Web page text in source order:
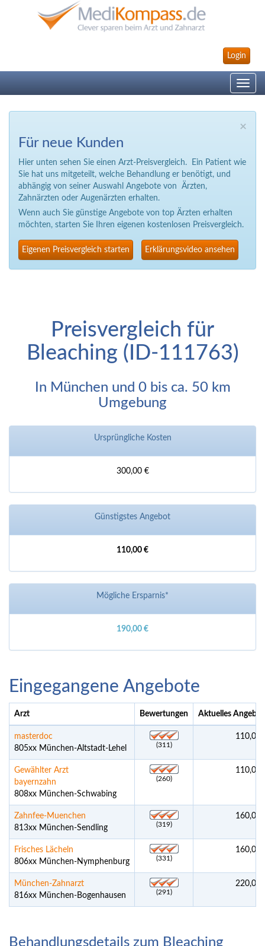
Login
Toggle
×
Für neue Kunden
Hier unten sehen Sie einen Arzt-Preisvergleich. Ein Patient wie
Sie hat uns mitgeteilt, welche Behandlung er benötigt, und
abhängig von seiner Auswahl Angebote von Ärzten,
Zahnärzten oder Augenärzten erhalten.
Wenn auch Sie günstige Angebote von top Ärzten erhalten
möchten, starten Sie Ihren eigenen kostenlosen Preisvergleich.
Eigenen Preisvergleich starten Erklärungsvideo ansehen
Preisvergleich für
Bleaching (ID-111763)
In München und 0 bis ca. 50 km
Umgebung
Ursprüngliche Kosten
300,00 €
Günstigstes Angebot
110,00 €
Mögliche Ersparnis*
190,00 €
Eingegangene Angebote
Arzt Bewertungen Aktuelles Angebot
masterdoc
805xx München-Altstadt-Lehel
(311)
110,00
Gewählter Arzt
bayernzahn
808xx München-Schwabing
(260)
110,00
Zahnfee-Muenchen
813xx München-Sendling
(319)
160,00
Frisches Lächeln
806xx München-Nymphenburg
(331)
160,00
München-Zahnarzt
816xx München-Bogenhausen
(291)
220,00
Behandlungsdetails zum Bleaching